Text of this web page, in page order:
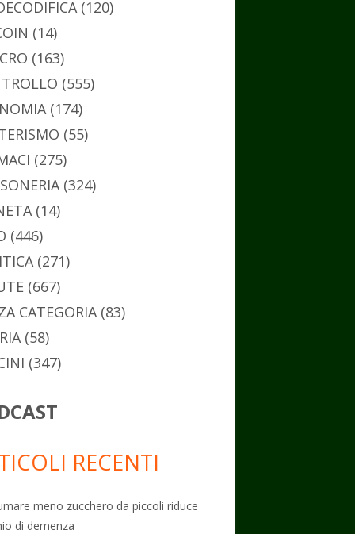
(120)
(14)
(163)
(555)
(174)
(55)
(275)
(324)
(14)
(446)
(271)
(667)
CATEGORIA(83)
(58)
(347)
RECENTI
meno zucchero da piccoli riduce
di demenza